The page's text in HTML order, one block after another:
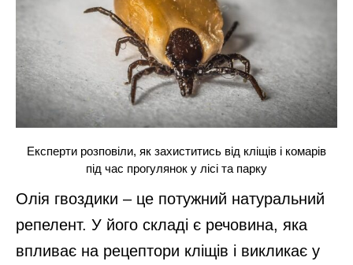
Експерти розповіли, як захиститись від кліщів і комарів
під час прогулянок у лісі та парку
Олія гвоздики – це потужний натуральний
репелент. У його складі є речовина, яка
впливає на рецептори кліщів і викликає у